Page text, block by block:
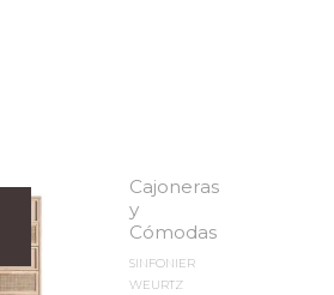
Cajoneras
y
Cómodas
SINFONIER
WEURTZ